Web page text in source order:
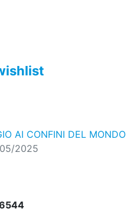
AI CONFINI DEL MONDO
2025